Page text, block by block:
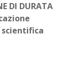
DI DURATA